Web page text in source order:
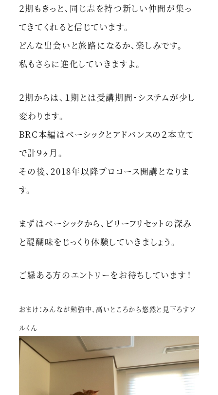
２期もきっと、同じ志を持つ新しい仲間が集っ
てきてくれると信じています。
どんな出会いと旅路になるか、楽しみです。
私もさらに進化していきますよ。
２期からは、１期とは受講期間・システムが少し
変わります。
BRC本編はベーシックとアドバンスの２本立て
で計９ヶ月。
その後、2018年以降プロコース開講となりま
す。
まずはベーシックから、ビリーフリセットの深み
と醍醐味をじっくり体験していきましょう。
ご縁ある方のエントリーをお待ちしています！
おまけ：みんなが勉強中、高いところから悠然と見下ろすソ
ルくん